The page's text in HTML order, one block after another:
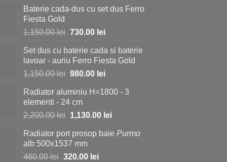
Baterie cada-dus cu set dus Ferro
Fiesta Gold
1,150.00lei Prețul
a
fost:
1,150.00 lei.
730.00 leiPrețul
este:
730.00 lei.
Set dus cu baterie cada si baterie
lavoar - auriu Ferro Fiesta Gold
1,150.00lei Prețul
a
fost:
1,150.00 lei.
980.00 leiPrețul
este:
Radiator aluminiu H=1800 - 3
elementi - 24 cm
2,200.00lei Prețul
a
fost:
2,200.00 lei.
1,130.00 leiPrețul
este:
Radiator port prosop baie Purmo
alb 500x1537 mm
460.00lei Prețul
320.00 leiPrețul